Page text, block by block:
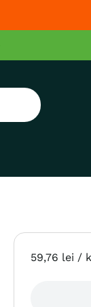
59,76 lei /